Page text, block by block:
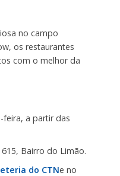
no campo
os restaurantes
com o melhor da
feira, a partir das
Bairro do Limão.
do CTNe no